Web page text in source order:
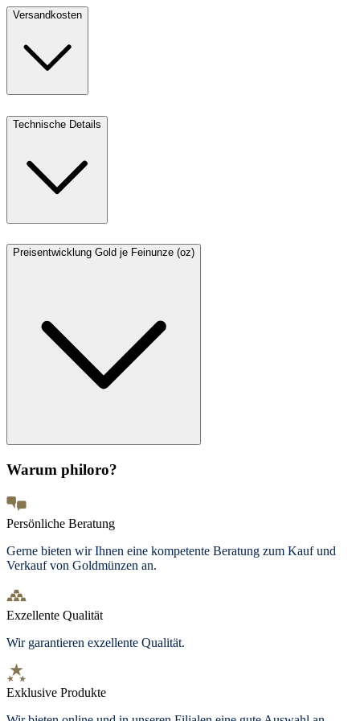
Versandkosten
Technische Details
Preisentwicklung Gold je Feinunze (oz)
Warum philoro?
Persönliche Beratung
Gerne bieten wir Ihnen eine kompetente Beratung zum Kauf und
Verkauf von Goldmünzen an.
Exzellente Qualität
Wir garantieren exzellente Qualität.
Exklusive Produkte